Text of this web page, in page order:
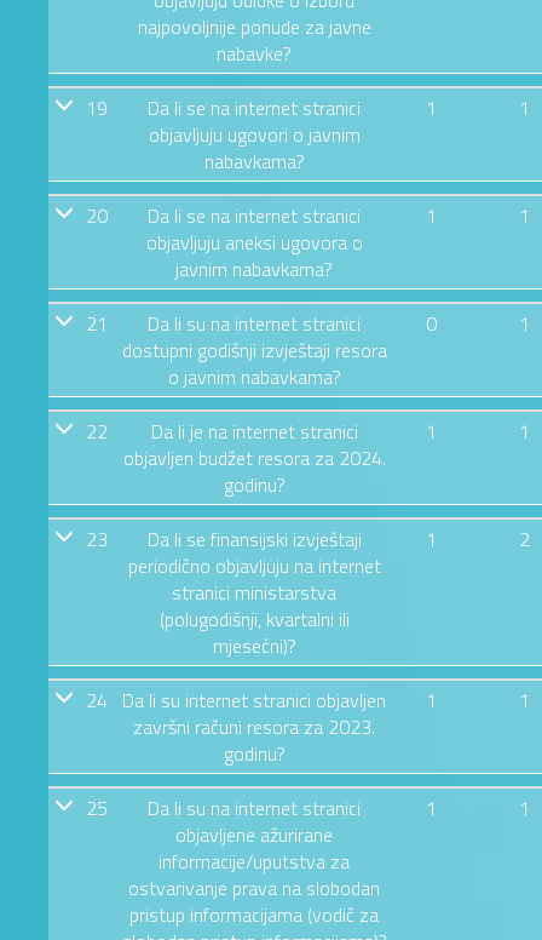
najpovoljnije ponude za javne
nabavke?
19
Da li se na internet stranici
objavljuju ugovori o javnim
nabavkama?
1 1
20
Da li se na internet stranici
objavljuju aneksi ugovora o
javnim nabavkama?
1 1
21
Da li su na internet stranici
dostupni godišnji izvještaji resora
o javnim nabavkama?
0 1
22
Da li je na internet stranici
objavljen budžet resora za 2024.
godinu?
1 1
23
Da li se finansijski izvještaji
periodično objavljuju na internet
stranici ministarstva
(polugodišnji, kvartalni ili
mjesečni)?
1 2
24 Da li su internet stranici objavljen
završni računi resora za 2023.
godinu?
1 1
25
Da li su na internet stranici
objavljene ažurirane
informacije/uputstva za
ostvarivanje prava na slobodan
pristup informacijama (vodič za
1 1